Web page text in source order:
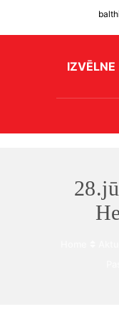
IZVĒLNE